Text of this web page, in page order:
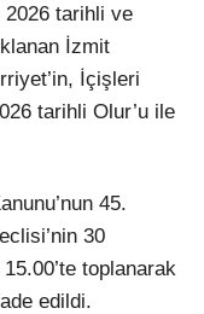
2026 tarihli ve
İzmit
İçişleri
tarihli Olur’u ile
45.
30
toplanarak
edildi.